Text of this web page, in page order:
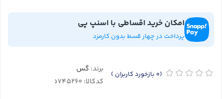
امکان خرید اقساطی با اسنپ پی
پرداخت در چهار قسط بدون کارمزد
(0 بازخورد کاربران ) برند: گس
کدکالا: